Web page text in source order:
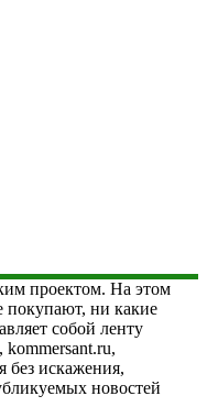
проектом. На этом
покупают, ни какие
собой ленту
kommersant.ru,
без искажения,
новостей